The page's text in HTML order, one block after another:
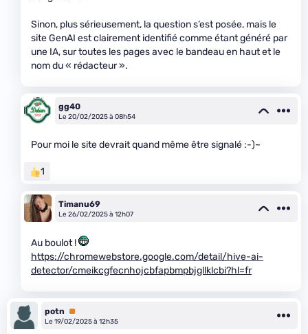
Sinon, plus sérieusement, la question s’est posée, mais le
site GenAI est clairement identifié comme étant généré par
une IA, sur toutes les pages avec le bandeau en haut et le
nom du « rédacteur ».
gg40
Le 20/02/2025 à 08h54
Pour moi le site devrait quand même être signalé :-)~
1
Timanu69
Le 26/02/2025 à 12h07
Au boulot !
https://chromewebstore.google.com/detail/hive-ai-
detector/cmeikcgfecnhojcbfapbmpbjgllklcbi?hl=fr
potn
Premium
Le 19/02/2025 à 12h35